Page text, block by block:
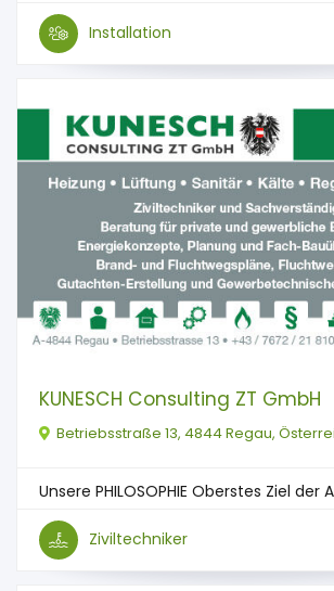
Installation
KUNESCH Consulting ZT GmbH
Betriebsstraße 13, 4844 Regau,
Unsere PHILOSOPHIE Oberstes Ziel der
Ziviltechniker